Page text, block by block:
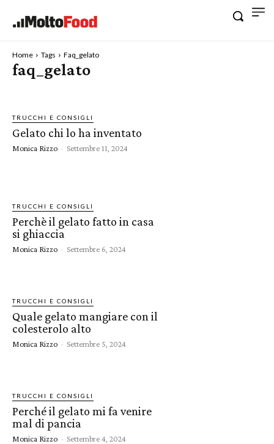
Home Tags Faq_gelato
faq_gelato
TRUCCHI E CONSIGLI
Gelato chi lo ha inventato
Monica Rizzo - Settembre 11, 2024
TRUCCHI E CONSIGLI
Perchè il gelato fatto in casa
si ghiaccia
Monica Rizzo - Settembre 6, 2024
TRUCCHI E CONSIGLI
Quale gelato mangiare con il
colesterolo alto
Monica Rizzo - Settembre 5, 2024
TRUCCHI E CONSIGLI
Perché il gelato mi fa venire
mal di pancia
Monica Rizzo - Settembre 4, 2024